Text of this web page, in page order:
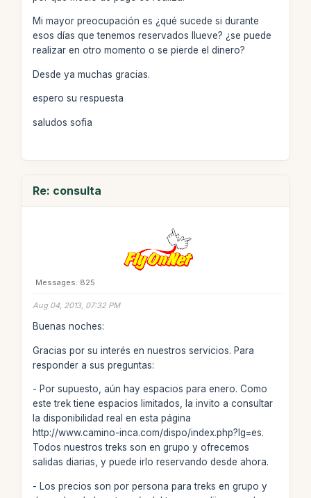
Mi mayor preocupación es ¿qué sucede si durante
esos días que tenemos reservados llueve? ¿se puede
realizar en otro momento o se pierde el dinero?
Desde ya muchas gracias.
espero su respuesta
saludos sofia
Re: consulta
Messages: 825
Aug 04, 2013, 07:32 PM
Buenas noches:
Gracias por su interés en nuestros servicios. Para
responder a sus preguntas:
- Por supuesto, aún hay espacios para enero. Como
este trek tiene espacios limitados, la invito a consultar
la disponibilidad real en esta página
http://www.camino-inca.com/dispo/index.php?lg=es.
Todos nuestros treks son en grupo y ofrecemos
salidas diarias, y puede irlo reservando desde ahora.
- Los precios son por persona para treks en grupo y